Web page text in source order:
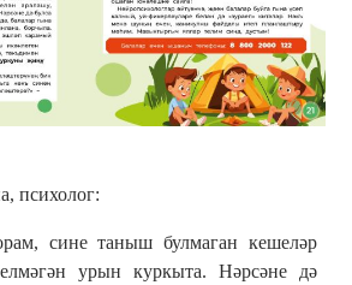
психолог:
сине таныш булмаган кешеләр
урын куркыта. Нәрсәне дә